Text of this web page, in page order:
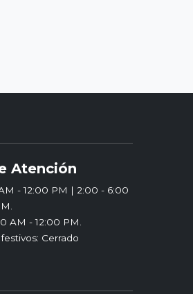
Atención
- 12:00 PM | 2:00 - 6:00
AM - 12:00 PM.
Cerrado